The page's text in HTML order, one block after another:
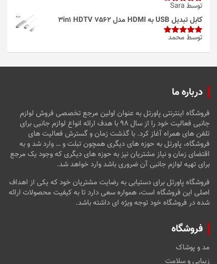
امتیاز4
از 5
توسط Sara
کابل تبدیل USB به HDMI مدل 3in1 HDTV 7562
امتیاز5از
توسط محمد
درباره ما
فروشگاه اینترنتی پاورتل به عنوان اولین مرجع تخصصی فروش لوازم
جانبی فعالیت خود را از سال ۹۸ با هدف ارائه انواع لوازم جانبی برای
تلفن های همراه آغاز کرد. با گذشت زمان و گسترش فعالیت های
فروشگاه، پاورتل به حوزه های دیگری همچون تبلت و … وارد شد و به
اقتضای زمان و نیاز مشتریان نیز به حوزه های دیگری که وجود یک مرجع
برای تهیه لوازم جانبی آن ضروری باشد وارد خواهد شد.
فروشگاه پاورتل برای دستیابی به رضایت مشتریان خود که یکی از اهداف
اصلی این فروشگاه است، همواره سعی دارد تا به کیفیت محصولات ارائه
شده در فروشگاه خود توجه ویژه ای داشته باشد.
فروشگاه
مد و پوشاک
زیبایی و سلامت